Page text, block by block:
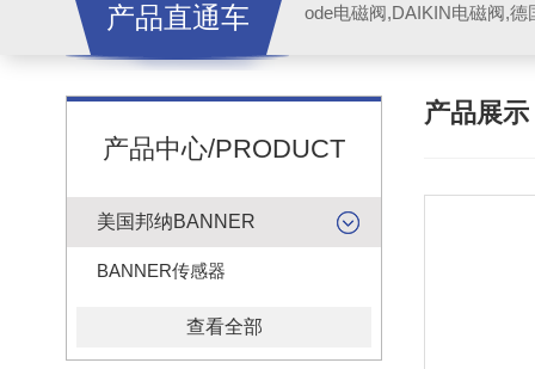
产品直通车 ode电磁阀,DAIKIN电磁阀,
产品中心/PRODUCT
美国邦纳BANNER
BANNER传感器
查看全部
产品展示